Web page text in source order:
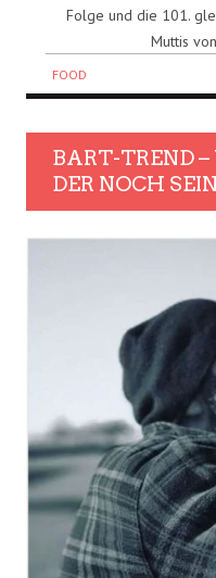
Folge und die 101.
Muttis
FOOD
BART-TREND
DER NOCH